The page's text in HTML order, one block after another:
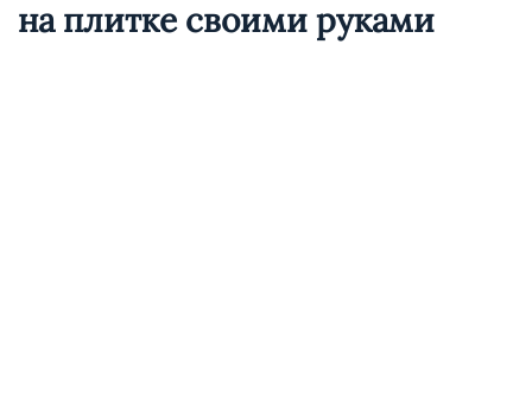
на плитке своими руками